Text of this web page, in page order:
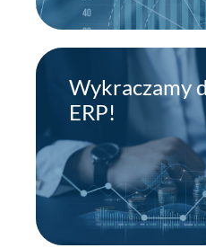
Wykraczamy
ERP!